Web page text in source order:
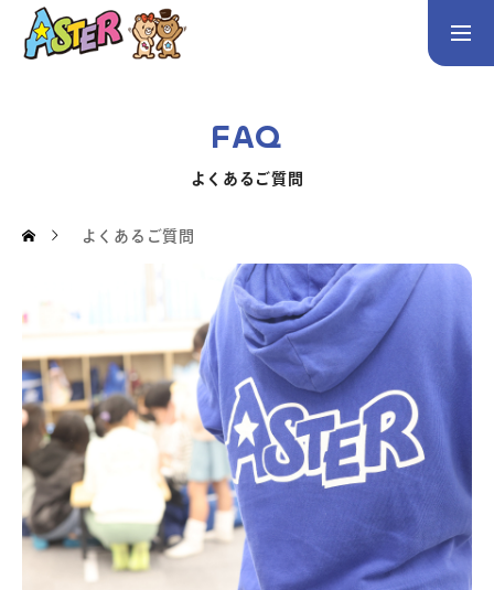
英会話／プログラミング／3Dデザイン／学童保育
英会話（小学生） 英会話（中学生）
生徒・保護者の声
スタッフ紹介
アクセス
よくあるご質問
FAQ
よくあるご質問
よくあるご質問